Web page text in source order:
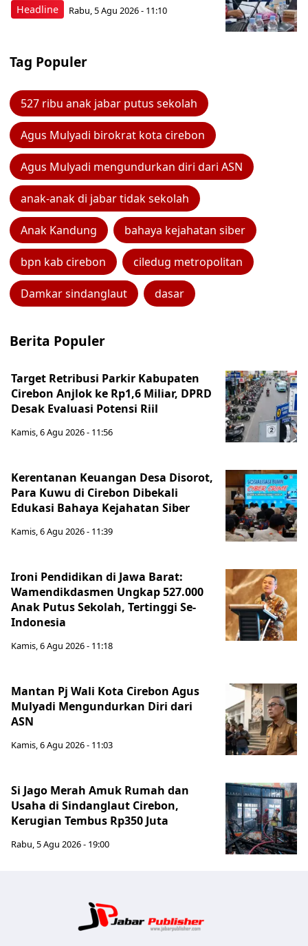
Headline Rabu, 5 Agu 2026 - 11:10
Tag Populer
527 ribu anak jabar putus sekolah
Agus Mulyadi birokrat kota cirebon
Agus Mulyadi mengundurkan diri dari ASN
anak-anak di jabar tidak sekolah
Anak Kandung bahaya kejahatan siber
bpn kab cirebon ciledug metropolitan
Damkar sindanglaut dasar
Berita Populer
Target Retribusi Parkir Kabupaten
Cirebon Anjlok ke Rp1,6 Miliar, DPRD
Desak Evaluasi Potensi Riil
Kamis, 6 Agu 2026 - 11:56
Kerentanan Keuangan Desa Disorot,
Para Kuwu di Cirebon Dibekali
Edukasi Bahaya Kejahatan Siber
Kamis, 6 Agu 2026 - 11:39
Ironi Pendidikan di Jawa Barat:
Wamendikdasmen Ungkap 527.000
Anak Putus Sekolah, Tertinggi Se-
Indonesia
Kamis, 6 Agu 2026 - 11:18
Mantan Pj Wali Kota Cirebon Agus
Mulyadi Mengundurkan Diri dari
ASN
Kamis, 6 Agu 2026 - 11:03
Si Jago Merah Amuk Rumah dan
Usaha di Sindanglaut Cirebon,
Kerugian Tembus Rp350 Juta
Rabu, 5 Agu 2026 - 19:00